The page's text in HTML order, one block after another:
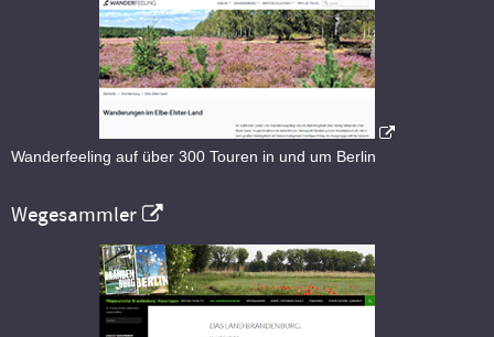
Wanderfeeling auf über 300 Touren in und um Berlin
Wegesammler